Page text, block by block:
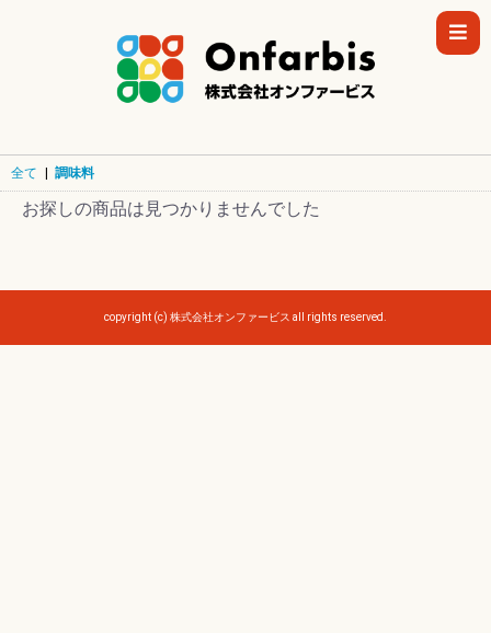
全て | 調味料
お探しの商品は見つかりませんでした
copyright (c) 株式会社オンファービス all rights reserved.